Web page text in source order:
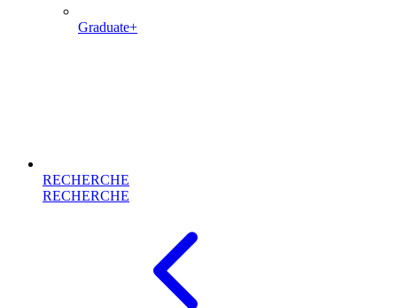
Graduate+
RECHERCHE
RECHERCHE